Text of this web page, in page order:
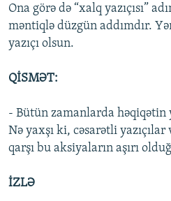
Ona görə də “xalq yazıçısı”
məntiqlə düzgün addımdır.
yazıçı olsun.
QİSMƏT:
- Bütün zamanlarda həqiqətin
Nə yaxşı ki, cəsarətli
qarşı bu aksiyaların aşırı
İZLƏ